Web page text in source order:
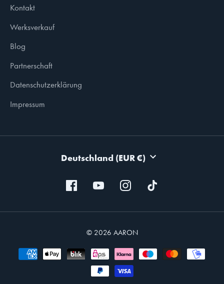
Kontakt
Werksverkauf
Blog
Partnerschaft
Datenschutzerklärung
Impressum
WÄHRUNGDeutschland (EUR €)
© 2026 AARON